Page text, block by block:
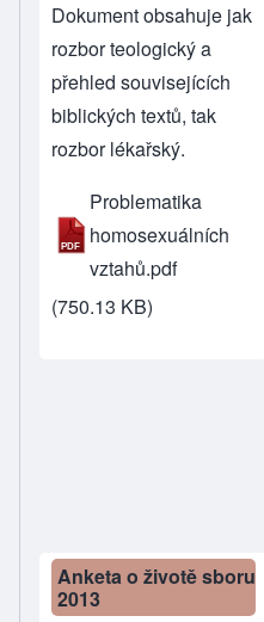
Dokument obsahuje jak
rozbor teologický a
přehled souvisejících
biblických textů, tak
rozbor lékařský.
Problematika
homosexuálních
vztahů.pdf
(750.13 KB)
Anketa o životě sboru
2013